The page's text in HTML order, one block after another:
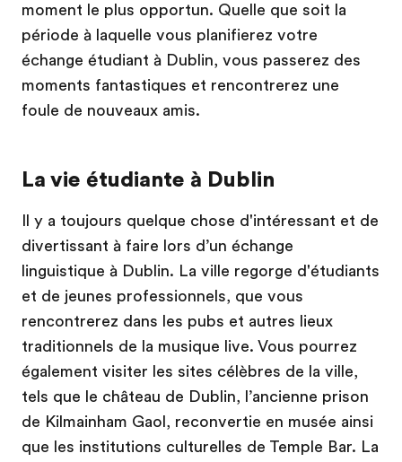
moment le plus opportun. Quelle que soit la
période à laquelle vous planifierez votre
échange étudiant à Dublin, vous passerez des
moments fantastiques et rencontrerez une
foule de nouveaux amis.
La vie étudiante à Dublin
Il y a toujours quelque chose d'intéressant et de
divertissant à faire lors d’un échange
linguistique à Dublin. La ville regorge d'étudiants
et de jeunes professionnels, que vous
rencontrerez dans les pubs et autres lieux
traditionnels de la musique live. Vous pourrez
également visiter les sites célèbres de la ville,
tels que le château de Dublin, l’ancienne prison
de Kilmainham Gaol, reconvertie en musée ainsi
que les institutions culturelles de Temple Bar. La